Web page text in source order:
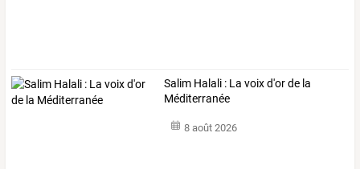
Salim Halali : La voix d'or de la
Méditerranée
8 août 2026